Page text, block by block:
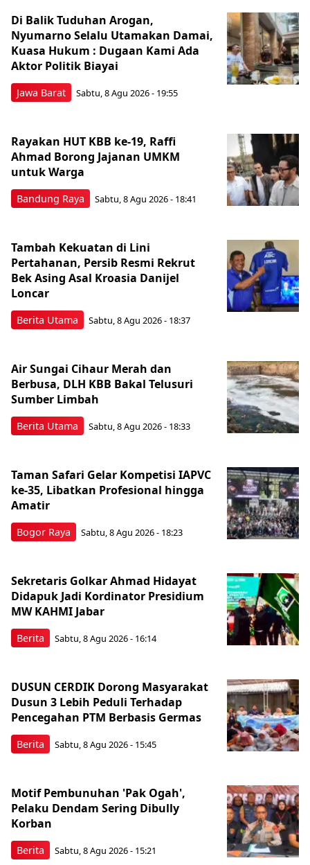
Jawa Barat
Di Balik Tuduhan Arogan,
Nyumarno Selalu Utamakan Damai,
Kuasa Hukum : Dugaan Kami Ada
Aktor Politik Biayai
Sabtu, 8 Agu 2026 - 19:55
Bandung Raya
Rayakan HUT KBB ke-19, Raffi
Ahmad Borong Jajanan UMKM
untuk Warga
Sabtu, 8 Agu 2026 - 18:41
Berita Utama
Tambah Kekuatan di Lini
Pertahanan, Persib Resmi Rekrut
Bek Asing Asal Kroasia Danijel
Loncar
Sabtu, 8 Agu 2026 - 18:37
Berita Utama
Air Sungai Cihaur Merah dan
Berbusa, DLH KBB Bakal Telusuri
Sumber Limbah
Sabtu, 8 Agu 2026 - 18:33
Bogor Raya
Taman Safari Gelar Kompetisi IAPVC
ke-35, Libatkan Profesional hingga
Amatir
Sabtu, 8 Agu 2026 - 18:23
Berita
Sekretaris Golkar Ahmad Hidayat
Didapuk Jadi Kordinator Presidium
MW KAHMI Jabar
Sabtu, 8 Agu 2026 - 16:14
Berita
DUSUN CERDIK Dorong Masyarakat
Dusun 3 Lebih Peduli Terhadap
Pencegahan PTM Berbasis Germas
Sabtu, 8 Agu 2026 - 15:45
Berita
Motif Pembunuhan 'Pak Ogah',
Pelaku Dendam Sering Dibully
Korban
Sabtu, 8 Agu 2026 - 15:21